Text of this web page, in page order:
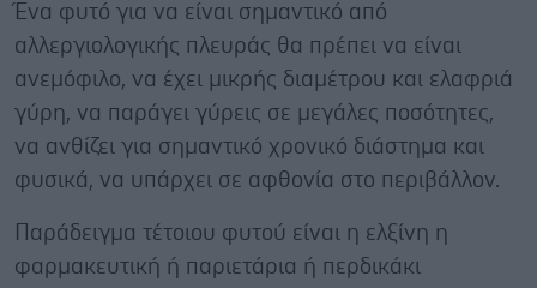
Ένα φυτό για να είναι σημαντικό από
αλλεργιολογικής πλευράς θα πρέπει να είναι
ανεμόφιλο, να έχει μικρής διαμέτρου και ελαφριά
γύρη, να παράγει γύρεις σε μεγάλες ποσότητες,
να ανθίζει για σημαντικό χρονικό διάστημα και
φυσικά, να υπάρχει σε αφθονία στο περιβάλλον.
Παράδειγμα τέτοιου φυτού είναι η ελξίνη η
φαρμακευτική ή παριετάρια ή περδικάκι